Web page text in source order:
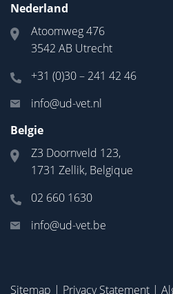
Nederland
Atoomweg 476
3542 AB Utrecht
+31 (0)30 – 241 42 46
info@ud-vet.nl
Belgie
Z3 Doornveld 123,
1731 Zellik, Belgique
02 660 1630
info@ud-vet.be
Sitemap | Privacy Statement |